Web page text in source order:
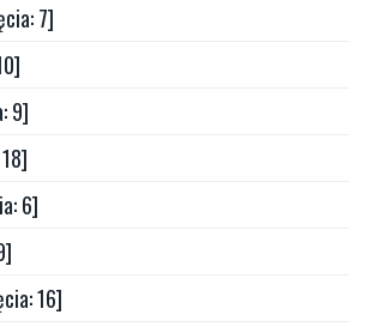
7]
9]
6]
16]